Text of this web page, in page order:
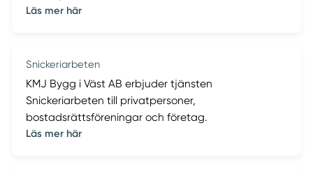
Läs mer här
Snickeriarbeten
KMJ Bygg i Väst AB erbjuder tjänsten
Snickeriarbeten till privatpersoner,
bostadsrättsföreningar och företag.
Läs mer här